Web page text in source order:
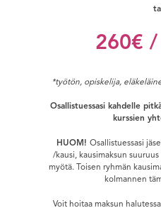
260€
*työtön, opiskelija,
Osallistuessasi kahdelle
kurssien
HUOM! Osallistuessasi
/kausi, kausimaksun
myötä. Toisen ryhmän
kolmannen
Voit hoitaa maksun